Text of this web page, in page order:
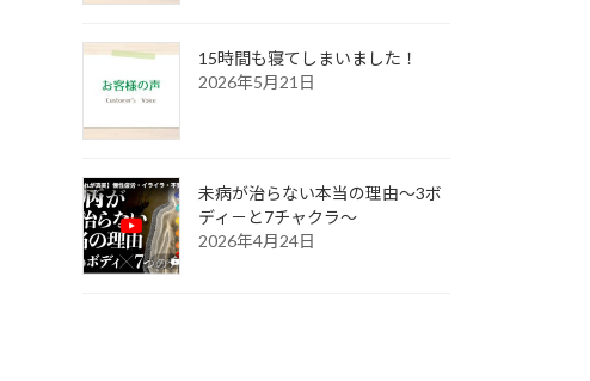
15時間も寝てしまいました！
2026年5月21日
未病が治らない本当の理由～3ボ
ディ－と7チャクラ～
2026年4月24日